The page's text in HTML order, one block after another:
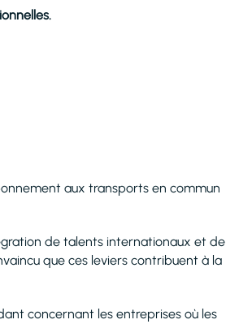
aux transports en commun
de talents internationaux et de
que ces leviers contribuent à la
concernant les entreprises où les